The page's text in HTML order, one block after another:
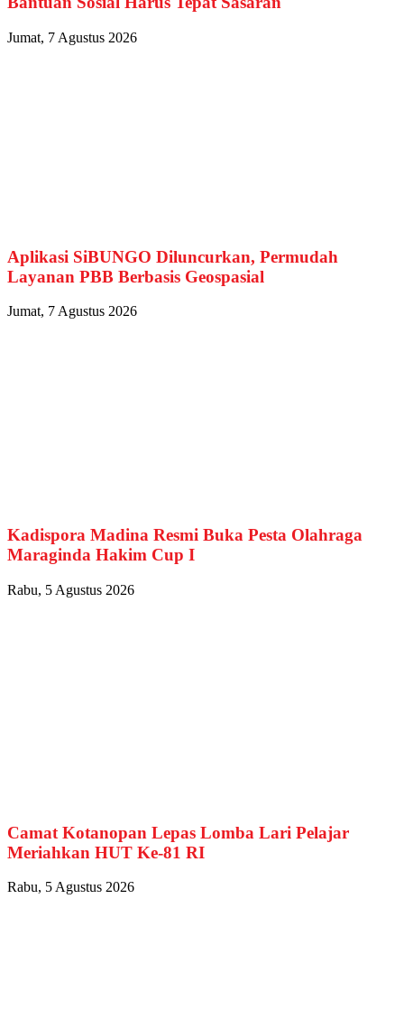
Jumat, 7 Agustus 2026
Aplikasi SiBUNGO Diluncurkan, Permudah
Layanan PBB Berbasis Geospasial
Jumat, 7 Agustus 2026
Kadispora Madina Resmi Buka Pesta Olahraga
Maraginda Hakim Cup I
Rabu, 5 Agustus 2026
Camat Kotanopan Lepas Lomba Lari Pelajar
Meriahkan HUT Ke-81 RI
Rabu, 5 Agustus 2026